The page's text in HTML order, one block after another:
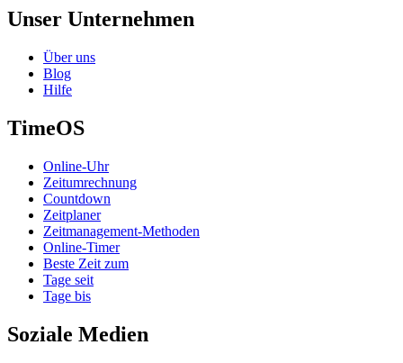
Unser Unternehmen
Über uns
Blog
Hilfe
TimeOS
Online-Uhr
Zeitumrechnung
Countdown
Zeitplaner
Zeitmanagement-Methoden
Online-Timer
Beste Zeit zum
Tage seit
Tage bis
Soziale Medien